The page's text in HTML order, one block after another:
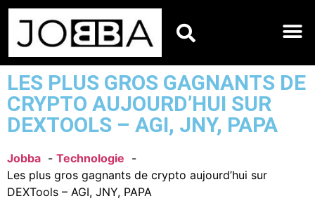
LES PLUS GROS GAGNANTS DE
CRYPTO AUJOURD’HUI SUR
DEXTOOLS – AGI, JNY, PAPA
Jobba
Technologie
Les plus gros gagnants de crypto aujourd’hui sur
DEXTools – AGI, JNY, PAPA